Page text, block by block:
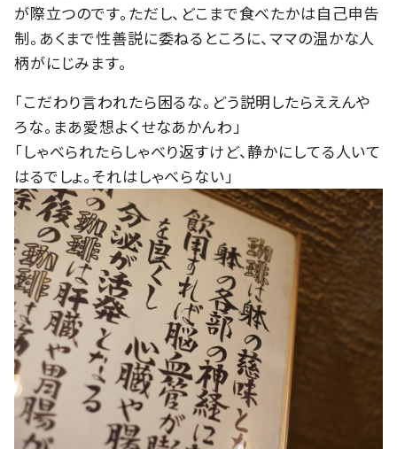
が際立つのです。ただし、どこまで食べたかは自己申告
制。あくまで性善説に委ねるところに、ママの温かな人
柄がにじみます。
「こだわり言われたら困るな。どう説明したらええんや
ろな。まあ愛想よくせなあかんわ」
「しゃべられたらしゃべり返すけど、静かにしてる人いて
はるでしょ。それはしゃべらない」